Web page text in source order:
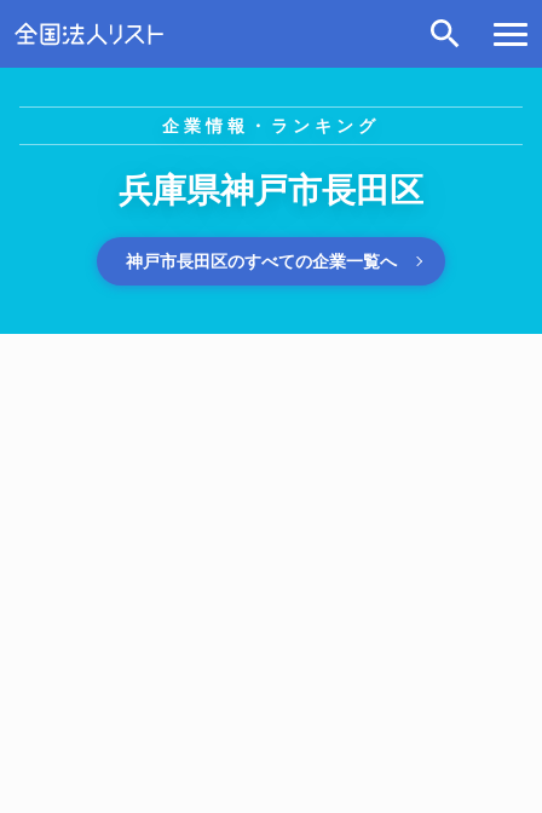
企業情報・ランキング
兵庫県神戸市長田区
神戸市長田区のすべての企業一覧へ